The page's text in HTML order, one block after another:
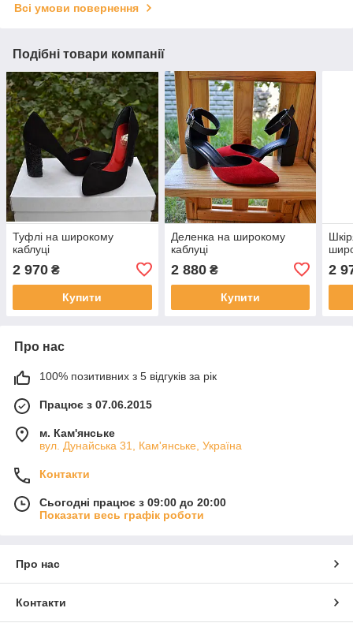
Всі умови повернення
Подібні товари компанії
Туфлі на широкому
каблуці
2 970 ₴
Купити
Деленка на широкому
каблуці
2 880₴
Купити
2
Про нас
100% позитивних з 5 відгуків за рік
Працює з 07.06.2015
м. Кам'янське
вул. Дунайська 31, Кам'янське, Україна
Контакти
Сьогодні працює з 09:00 до 20:00
Показати весь графік роботи
Про нас
Контакти